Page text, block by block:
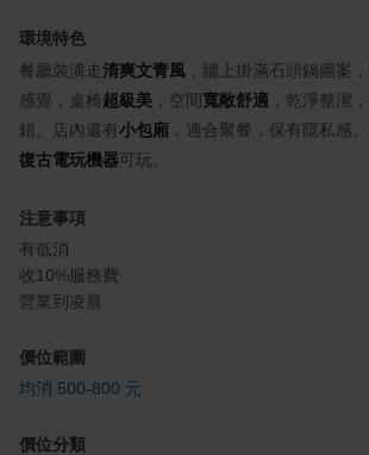
環境特色
餐廳裝潢走清爽文青風 ，牆上掛滿石頭鍋圖案
感覺，桌椅超級美 ，空間寬敞舒適 ，乾淨整潔
錯。店內還有小包廂 ，適合聚餐，保有隱私感
復古電玩機器可玩。
注意事項
有低消
收10%服務費
營業到凌晨
價位範圍
均消 500-800 元
價位分類